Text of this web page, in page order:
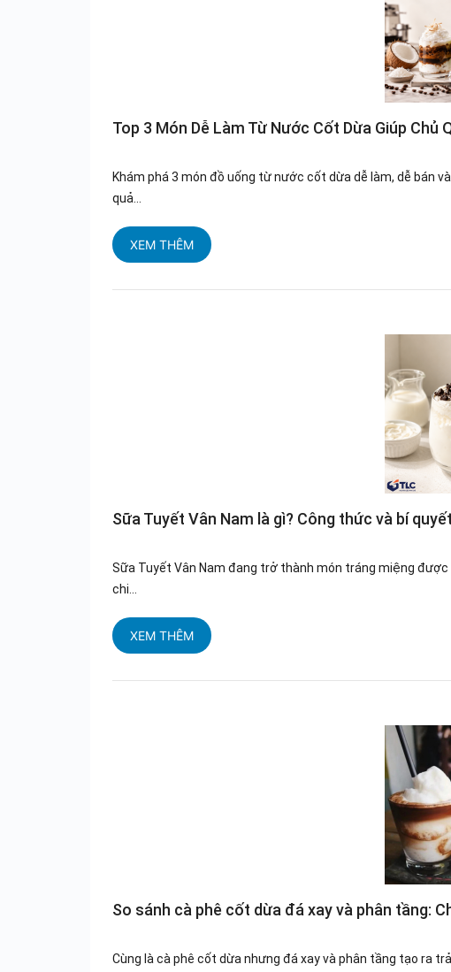
Top 3 Món Dễ Làm Từ Nước Cốt Dừa Giúp Chủ
Khám phá 3 món đồ uống từ nước cốt dừa dễ làm, dễ bán
quả...
XEM THÊM
Sữa Tuyết Vân Nam là gì? Công thức và bí
Sữa Tuyết Vân Nam đang trở thành món tráng miệng
chi...
XEM THÊM
So sánh cà phê cốt dừa đá xay và phân tầng:
Cùng là cà phê cốt dừa nhưng đá xay và phân tầng tạo ra